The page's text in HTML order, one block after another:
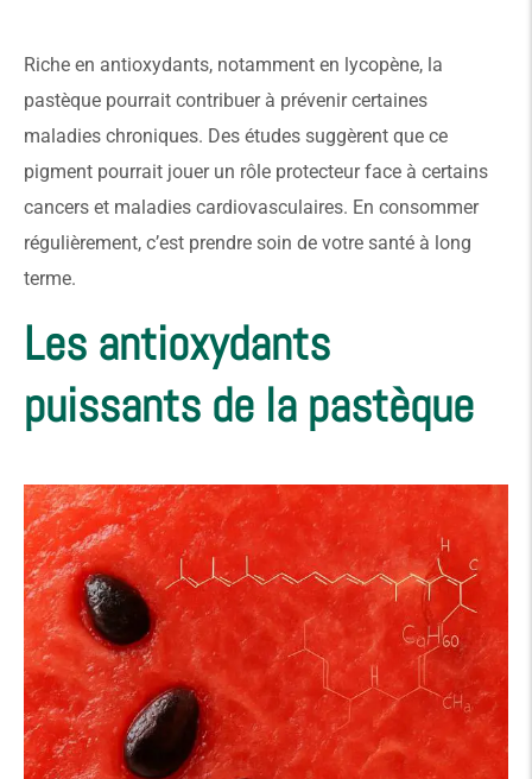
Riche en antioxydants, notamment en lycopène, la
pastèque pourrait contribuer à prévenir certaines
maladies chroniques. Des études suggèrent que ce
pigment pourrait jouer un rôle protecteur face à certains
cancers et maladies cardiovasculaires. En consommer
régulièrement, c’est prendre soin de votre santé à long
terme.
Les antioxydants
puissants de la pastèque